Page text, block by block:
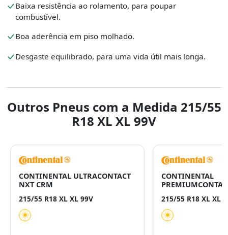
Baixa resistência ao rolamento, para poupar
combustível.
Boa aderência em piso molhado.
Desgaste equilibrado, para uma vida útil mais longa.
Outros Pneus com a Medida 215/55
R18 XL XL 99V
CONTINENTAL ULTRACONTACT
NXT CRM
215/55 R18 XL XL 99V
CONTINENTAL
215/55 R18 XL XL